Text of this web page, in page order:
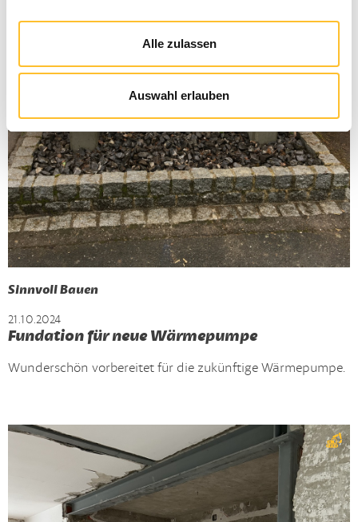
Alle zulassen
Auswahl erlauben
Sinnvoll Bauen
21.10.2024
Fundation für neue Wärmepumpe
Wunderschön vorbereitet für die zukünftige Wärmepumpe.